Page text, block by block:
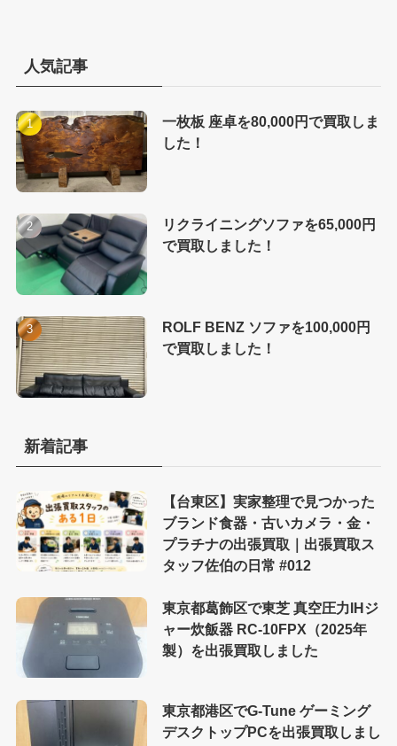
人気記事
一枚板 座卓を80,000円で買取しま
した！
リクライニングソファを65,000円
で買取しました！
ROLF BENZ ソファを100,000円
で買取しました！
新着記事
【台東区】実家整理で見つかった
ブランド食器・古いカメラ・金・
プラチナの出張買取｜出張買取ス
タッフ佐伯の日常 #012
東京都葛飾区で東芝 真空圧力IHジ
ャー炊飯器 RC-10FPX（2025年
製）を出張買取しました
東京都港区でG-Tune ゲーミング
デスクトップPCを出張買取しまし